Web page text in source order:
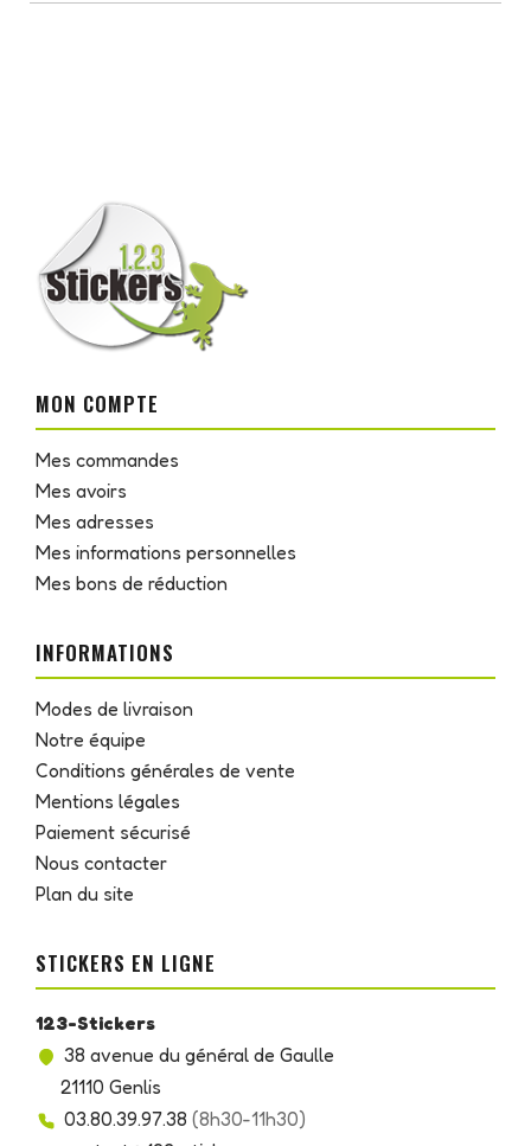
MON COMPTE
Mes commandes
Mes avoirs
Mes adresses
Mes informations personnelles
Mes bons de réduction
INFORMATIONS
Modes de livraison
Notre équipe
Conditions générales de vente
Mentions légales
Paiement sécurisé
Nous contacter
Plan du site
STICKERS EN LIGNE
123-Stickers
38 avenue du général de Gaulle
21110 Genlis
03.80.39.97.38 (8h30-11h30)